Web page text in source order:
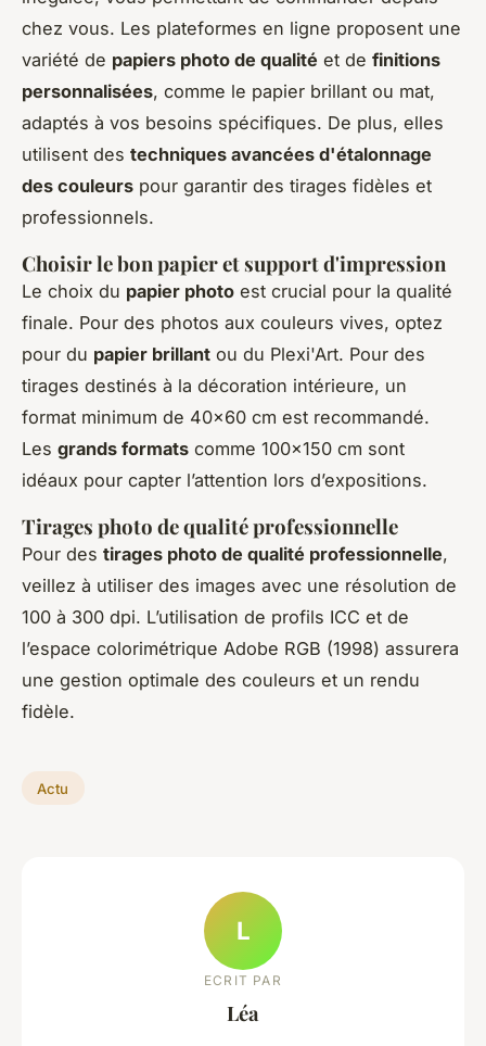
chez vous. Les plateformes en ligne proposent une
variété de papiers photo de qualité et de finitions
personnalisées, comme le papier brillant ou mat,
adaptés à vos besoins spécifiques. De plus, elles
utilisent des techniques avancées d'étalonnage
des couleurs pour garantir des tirages fidèles et
professionnels.
Choisir le bon papier et support d'impression
Le choix du papier photo est crucial pour la qualité
finale. Pour des photos aux couleurs vives, optez
pour du papier brillant ou du Plexi'Art. Pour des
tirages destinés à la décoration intérieure, un
format minimum de 40×60 cm est recommandé.
Les grands formats comme 100×150 cm sont
idéaux pour capter l’attention lors d’expositions.
Tirages photo de qualité professionnelle
Pour des tirages photo de qualité professionnelle,
veillez à utiliser des images avec une résolution de
100 à 300 dpi. L’utilisation de profils ICC et de
l’espace colorimétrique Adobe RGB (1998) assurera
une gestion optimale des couleurs et un rendu
fidèle.
Actu
L
ECRIT PAR
Léa